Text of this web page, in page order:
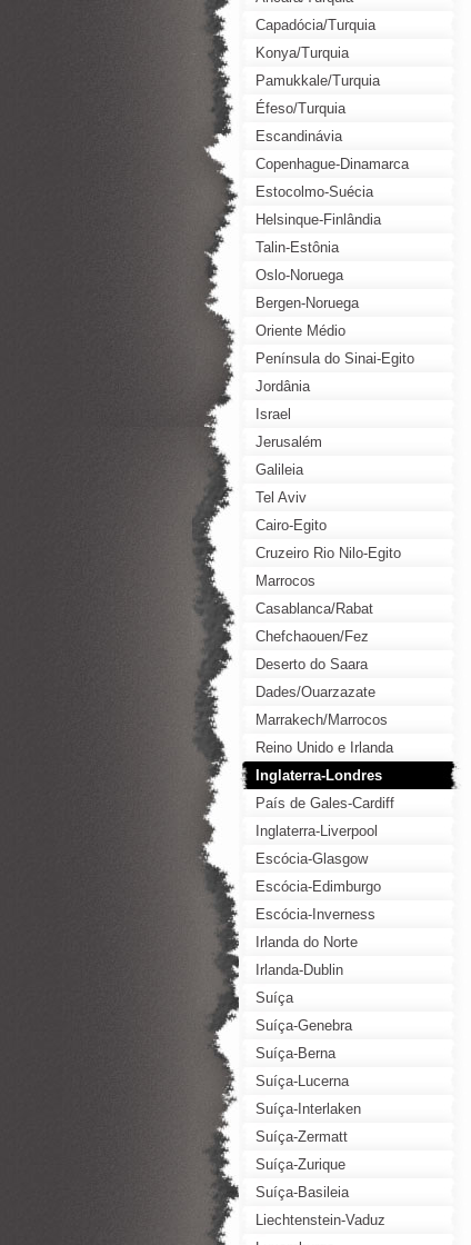
Capadócia/Turquia
Konya/Turquia
Pamukkale/Turquia
Éfeso/Turquia
Escandinávia
Copenhague-Dinamarca
Estocolmo-Suécia
Helsinque-Finlândia
Talin-Estônia
Oslo-Noruega
Bergen-Noruega
Oriente Médio
Península do Sinai-Egito
Jordânia
Israel
Jerusalém
Galileia
Tel Aviv
Cairo-Egito
Cruzeiro Rio Nilo-Egito
Marrocos
Casablanca/Rabat
Chefchaouen/Fez
Deserto do Saara
Dades/Ouarzazate
Marrakech/Marrocos
Reino Unido e Irlanda
Inglaterra-Londres
País de Gales-Cardiff
Inglaterra-Liverpool
Escócia-Glasgow
Escócia-Edimburgo
Escócia-Inverness
Irlanda do Norte
Irlanda-Dublin
Suíça
Suíça-Genebra
Suíça-Berna
Suíça-Lucerna
Suíça-Interlaken
Suíça-Zermatt
Suíça-Zurique
Suíça-Basileia
Liechtenstein-Vaduz